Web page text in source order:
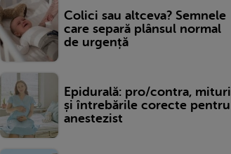
Colici sau altceva? Semnele
care separă plânsul normal
de urgență
Epidurală: pro/contra, mituri
și întrebările corecte pentru
anestezist